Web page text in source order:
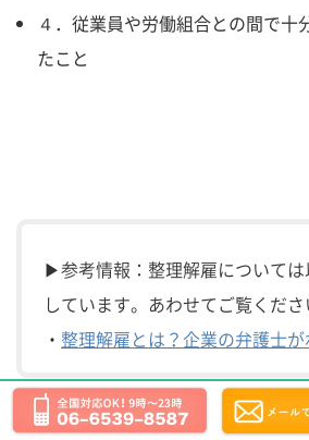
４．従業員や労働組合との間で十
たこと
▶参考情報：整理解雇について
しています。あわせてご覧くださ
・ 整理解雇とは？企業の弁護士